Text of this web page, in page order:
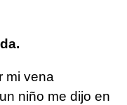
mi vena
niño me dijo en